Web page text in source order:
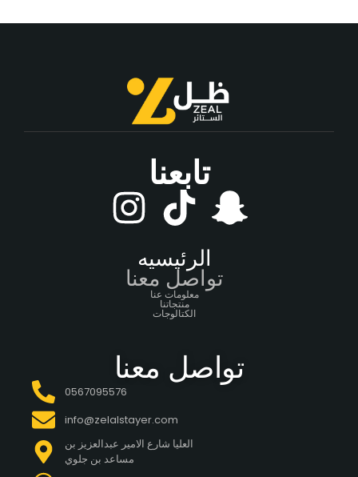
تابعنا
الرئيسيه
تواصل معنا
معلومات عنا
منتجاتنا
الكتالوجات
تواصل معنا
0567095576
info@zelalstayer.com
العليا شارع الامير عبدالعزيز بن
مساعد بن جلوي